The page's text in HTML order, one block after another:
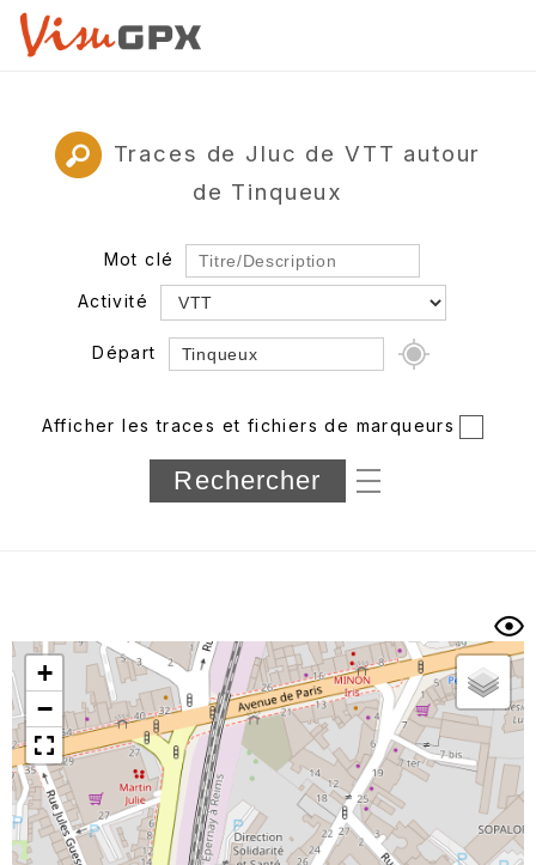
Traces de Jluc de VTT autour
de Tinqueux
Mot clé
Activité
Départ
Département
Longueur min/max
Trier par
Horodatage Photos
Afficher les traces et fichiers de marqueurs
+
−